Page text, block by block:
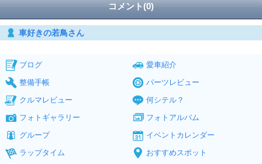
コメント(0)
車好きの若鳥さん
ブログ
愛車紹介
整備手帳
パーツレビュー
クルマレビュー
何シテル？
フォトギャラリー
フォトアルバム
グループ
イベントカレンダー
ラップタイム
おすすめスポット